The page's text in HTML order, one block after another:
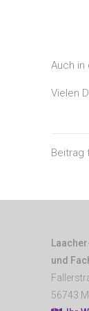
Auch in
Vielen
Beitrag
und
56743